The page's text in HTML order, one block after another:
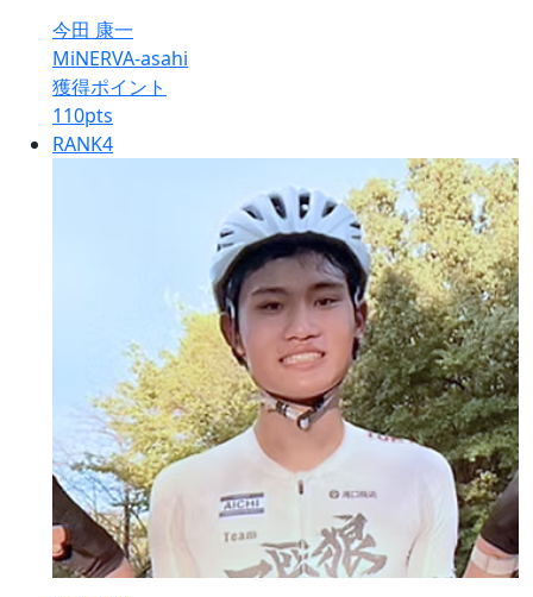
今田 康一
MiNERVA-asahi
獲得ポイント
110pts
RANK4